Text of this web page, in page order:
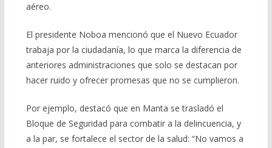
aéreo.
El presidente Noboa mencionó que el Nuevo Ecuador
trabaja por la ciudadanía, lo que marca la diferencia de
anteriores administraciones que solo se destacan por
hacer ruido y ofrecer promesas que no se cumplieron.
Por ejemplo, destacó que en Manta se trasladó el
Bloque de Seguridad para combatir a la delincuencia, y
a la par, se fortalece el sector de la salud: “No vamos a